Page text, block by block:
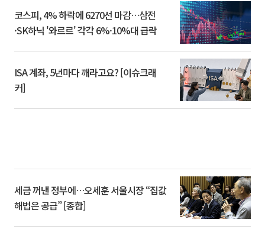
코스피, 4% 하락에 6270선 마감…삼전
·SK하닉 '와르르' 각각 6%·10%대 급락
ISA 계좌, 5년마다 깨라고요? [이슈크래
커]
세금 꺼낸 정부에…오세훈 서울시장 “집값
해법은 공급” [종합]